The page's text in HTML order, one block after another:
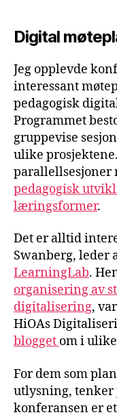
Digital
Jeg opplevde
interessant
pedagogisk
Programmet
gruppevise
ulike
parallellsesjoner
pedagogisk
læringsformer.
Det er alltid
Swanberg, leder
LearningLab.
organisering av
digitalisering,
HiOAs
blogget om i
For dem som
utlysning, tenker
konferansen er et